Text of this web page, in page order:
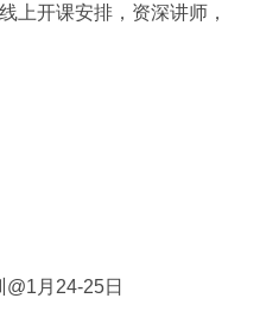
上开课安排，资深讲师，
月24-25日